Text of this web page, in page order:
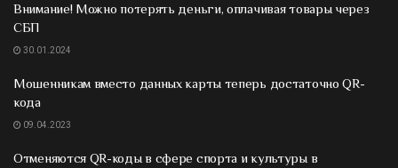
Внимание! Можно потерять деньги, оплачивая товары через
СБП
30.01.2024
Мошенникам вместо данных карты теперь достаточно QR-
кода
09.04.2023
Отменяются QR-коды в сфере спорта и культуры в